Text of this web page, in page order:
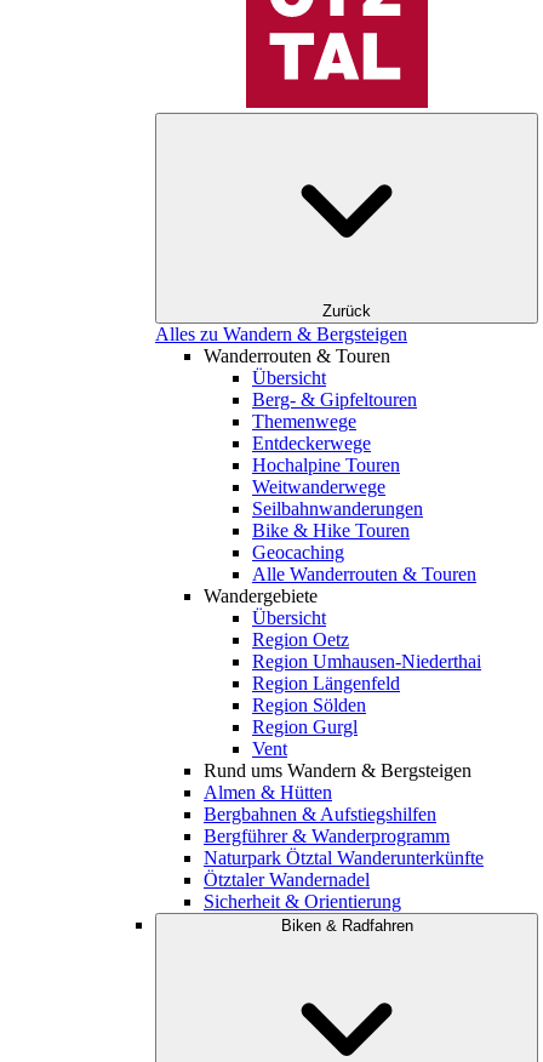
Zurück
Alles zu Wandern & Bergsteigen
Wanderrouten & Touren
Übersicht
Berg- & Gipfeltouren
Themenwege
Entdeckerwege
Hochalpine Touren
Weitwanderwege
Seilbahnwanderungen
Bike & Hike Touren
Geocaching
Alle Wanderrouten & Touren
Wandergebiete
Übersicht
Region Oetz
Region Umhausen-Niederthai
Region Längenfeld
Region Sölden
Region Gurgl
Vent
Rund ums Wandern & Bergsteigen
Almen & Hütten
Bergbahnen & Aufstiegshilfen
Bergführer & Wanderprogramm
Naturpark Ötztal Wanderunterkünfte
Ötztaler Wandernadel
Sicherheit & Orientierung
Biken & Radfahren